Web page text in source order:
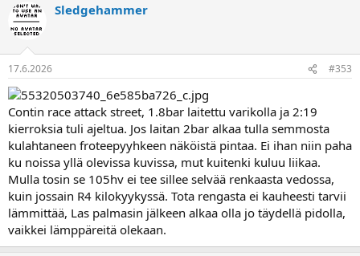
Sledgehammer
17.6.2026 #353
Contin race attack street, 1.8bar laitettu varikolla ja 2:19
kierroksia tuli ajeltua. Jos laitan 2bar alkaa tulla semmosta
kulahtaneen froteepyyhkeen näköistä pintaa. Ei ihan niin paha
ku noissa yllä olevissa kuvissa, mut kuitenki kuluu liikaa.
Mulla tosin se 105hv ei tee sillee selvää renkaasta vedossa,
kuin jossain R4 kilokyykyssä. Tota rengasta ei kauheesti tarvii
lämmittää, Las palmasin jälkeen alkaa olla jo täydellä pidolla,
vaikkei lämppäreitä olekaan.